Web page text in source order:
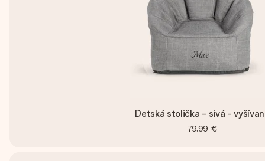
Detská stolička - sivá -
79,99 €